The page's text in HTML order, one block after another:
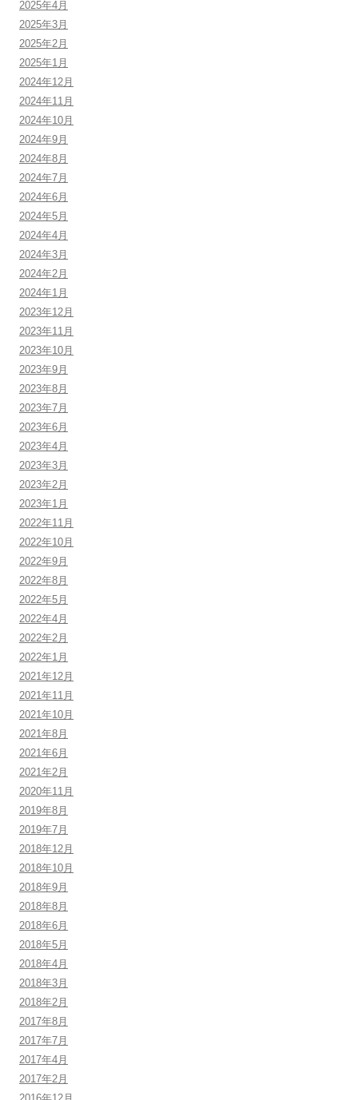
2025年4月
2025年3月
2025年2月
2025年1月
2024年12月
2024年11月
2024年10月
2024年9月
2024年8月
2024年7月
2024年6月
2024年5月
2024年4月
2024年3月
2024年2月
2024年1月
2023年12月
2023年11月
2023年10月
2023年9月
2023年8月
2023年7月
2023年6月
2023年4月
2023年3月
2023年2月
2023年1月
2022年11月
2022年10月
2022年9月
2022年8月
2022年5月
2022年4月
2022年2月
2022年1月
2021年12月
2021年11月
2021年10月
2021年8月
2021年6月
2021年2月
2020年11月
2019年8月
2019年7月
2018年12月
2018年10月
2018年9月
2018年8月
2018年6月
2018年5月
2018年4月
2018年3月
2018年2月
2017年8月
2017年7月
2017年4月
2017年2月